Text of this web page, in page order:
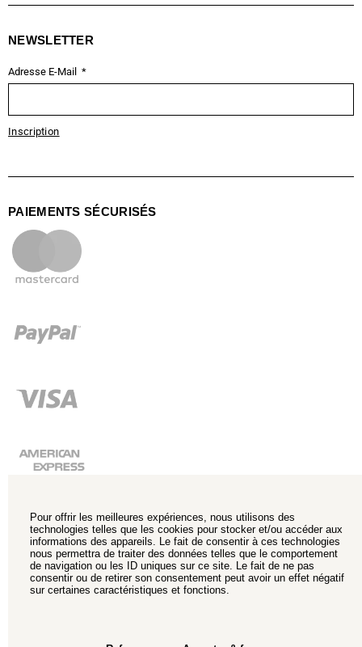
NEWSLETTER
Adresse E-Mail
Inscription
PAIEMENTS SÉCURISÉS
Pour offrir les meilleures expériences, nous utilisons des
technologies telles que les cookies pour stocker et/ou accéder aux
informations des appareils. Le fait de consentir à ces technologies
nous permettra de traiter des données telles que le comportement
de navigation ou les ID uniques sur ce site. Le fait de ne pas
consentir ou de retirer son consentement peut avoir un effet négatif
sur certaines caractéristiques et fonctions.